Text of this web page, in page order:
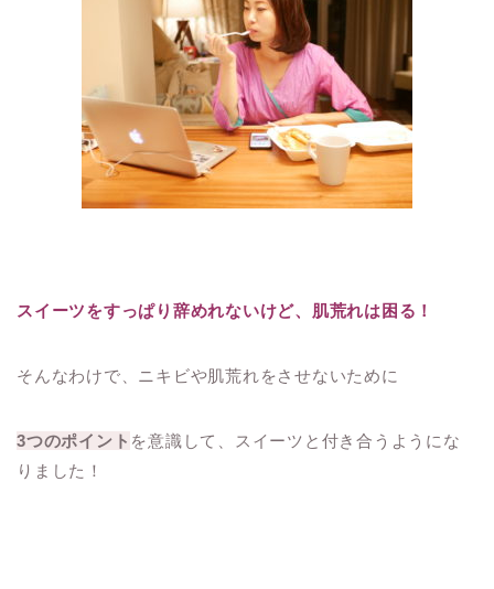
スイーツをすっぱり辞めれないけど、肌荒れは困る！
そんなわけで、ニキビや肌荒れをさせないために
3つのポイント を意識して、スイーツと付き合うようにな
りました！